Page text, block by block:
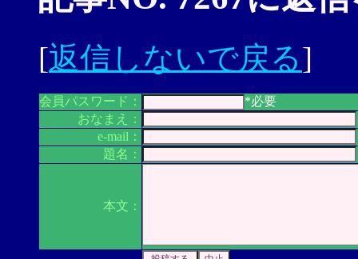
[返信しないで戻る]
会員パスワード：
*必要
おなまえ：
e-mail：
題名：
本文：